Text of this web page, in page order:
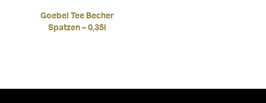
Goebel Tee Becher
Spatzen – 0,35l